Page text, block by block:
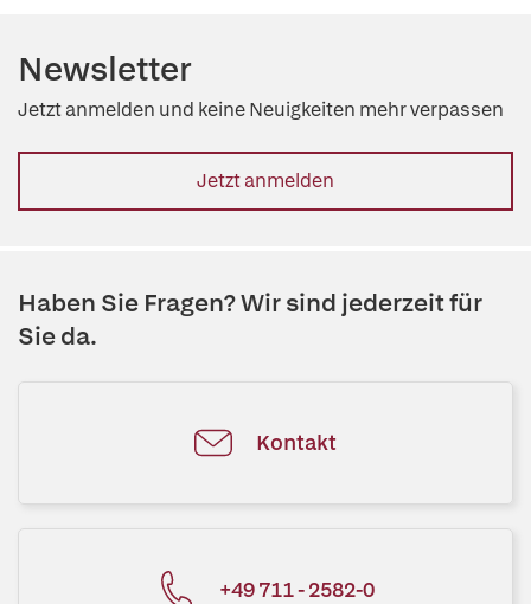
Newsletter
Jetzt anmelden und keine Neuigkeiten mehr verpassen
Jetzt anmelden
Haben Sie Fragen? Wir sind jederzeit für
Sie da.
Kontakt
+49 711 - 2582-0